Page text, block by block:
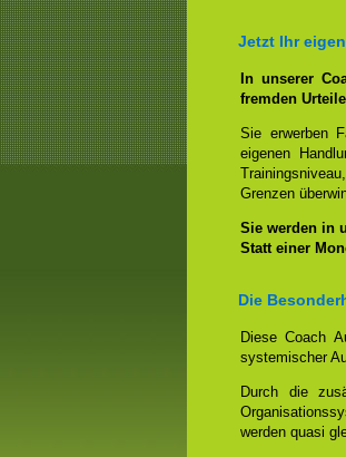
Jetzt Ihr
In unserer
fremden
Sie erwerben
eigenen
Grenzen
Sie werden in
Statt einer
Die
Diese Coach
systemischer
Durch die
werden quasi